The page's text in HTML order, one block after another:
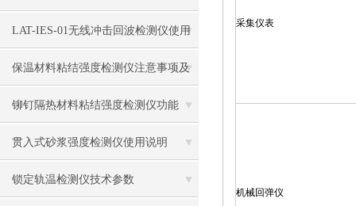
LAT-IES-01无线冲击回波检测仪使用
操作方法
保温材料粘结强度检测仪注意事项及
保养
铆钉隔热材料粘结强度检测仪功能
贯入式砂浆强度检测仪使用说明
锁定轨温检测仪技术参数
采集仪表
机械回弹仪